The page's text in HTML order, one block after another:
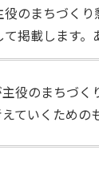
役のまちづく
掲載します。
主役のまちづ
ていくための